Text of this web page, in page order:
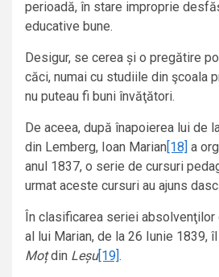
perioadă, în stare improprie
educative bune.
Desigur, se cerea și o pregătire
căci, numai cu studiile din şcoala
nu puteau fi buni învăţători.
De aceea, după înapoierea lui de
din Lemberg, Ioan Marian [18] a
anul 1837, o serie de cursuri
urmat aceste cursuri au ajuns
În clasificarea seriei
al lui Marian, de la 26 Iunie 1839,
Moțdin Leșu[19] .